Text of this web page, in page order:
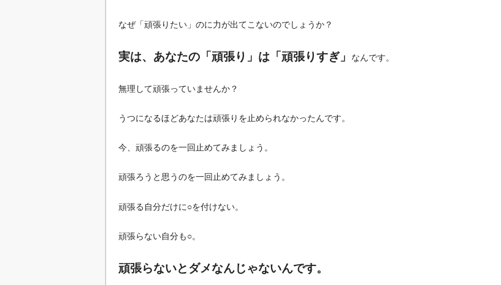
なぜ「頑張りたい」のに力が出てこないのでしょうか？
実は、あなたの「頑張り」は「頑張りすぎ」 なんです。
無理して頑張っていませんか？
うつになるほどあなたは頑張りを止められなかったんです。
今、頑張るのを一回止めてみましょう。
頑張ろうと思うのを一回止めてみましょう。
頑張る自分だけに○を付けない。
頑張らない自分も○。
頑張らないとダメなんじゃないんです。